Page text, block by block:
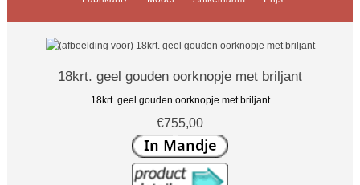
18krt. geel gouden oorknopje met briljant
18krt. geel gouden oorknopje met briljant
€755,00